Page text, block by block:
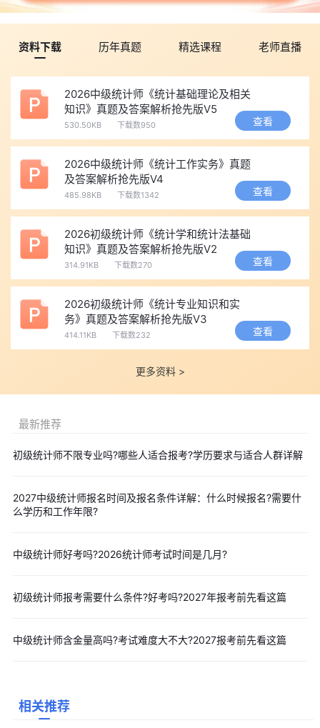
辽宁：4月17日9:00-27日24:00
点击查看>>
2026年全国各省统计师报名通知汇总
即可查看各
二、2026统计师报名流程
第一步：登录用中国人事考试网(www.cpta.com.cn)首页，
点击“网上报名”；
第二步：输入账号和密码，点击登录；
第三步：选择考试项目；
第四步：选择自己所报省份；
第五步：填写报考信息；
报考人员须客观准确完整地填报相关信息。报考人员在网上报
名系统填报相关信息后，可自主选择是否采用告知承诺制方式办理
诺制告知承诺书》电子文本，报考人员本人签署(提交)报考承诺
报考信息一经确认后，报考人员将无法再次修改报名信息，报
缴费且报名截止前撤回承诺。报考人员撤回承诺的，本年度该项考
三、2026统计师准考证打印提醒
江苏：6月22日-27日
贵州：6月22日-26日
福建：6月22日9:00-27日17:00
海南：6月22日-26日
资料下载 历年真题 精选课程 老师直播
2026中级统计师《统计基础理论及相关
知识》真题及答案解析抢先版V5
530.50KB 下载数950 查看
2026中级统计师《统计工作实务》真题
及答案解析抢先版V4
485.98KB 下载数1342 查看
2026初级统计师《统计学和统计法基础
知识》真题及答案解析抢先版V2
314.91KB 下载数270 查看
2026初级统计师《统计专业知识和实
务》真题及答案解析抢先版V3
414.11KB 下载数232 查看
更多资料 >
最新推荐
初级统计师不限专业吗?哪些人适合报考?学历要求与适合人群详解
2027中级统计师报名时间及报名条件详解：什么时候报名?需要什
么学历和工作年限?
中级统计师好考吗?2026统计师考试时间是几月?
初级统计师报考需要什么条件?好考吗?2027年报考前先看这篇
中级统计师含金量高吗?考试难度大不大?2027报考前先看这篇
相关推荐